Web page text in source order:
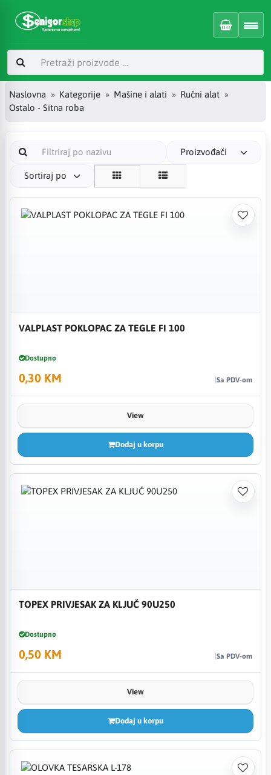
Naslovna Kategorije Mašine i alati
Ručni alat
Ostalo - Sitna roba
Proizvođači
Sortiraj po
VALPLAST POKLOPAC ZA TEGLE FI 100
Dostupno
0,30 KM Sa PDV-om
View
Dodaj u korpu
TOPEX PRIVJESAK ZA KLJUČ 90U250
Dostupno
0,50 KM Sa PDV-om
View
Dodaj u korpu